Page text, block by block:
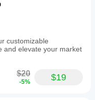
customizable
and elevate your market
$20
-5% $19